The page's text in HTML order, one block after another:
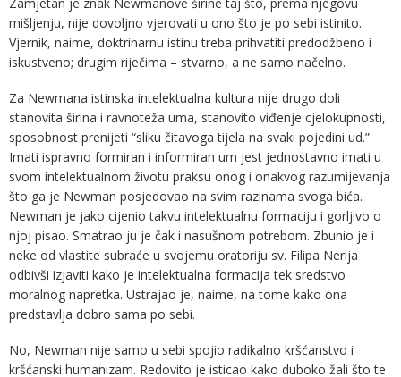
mišljenju, nije dovoljno vjerovati u ono što je po sebi istinito.
Vjernik, naime, doktrinarnu istinu treba prihvatiti predodžbeno i
iskustveno; drugim riječima – stvarno, a ne samo načelno.
Za Newmana istinska intelektualna kultura nije drugo doli
stanovita širina i ravnoteža uma, stanovito viđenje cjelokupnosti,
sposobnost prenijeti “sliku čitavoga tijela na svaki pojedini ud.”
Imati ispravno formiran i informiran um jest jednostavno imati u
svom intelektualnom životu praksu onog i onakvog razumijevanja
što ga je Newman posjedovao na svim razinama svoga bića.
Newman je jako cijenio takvu intelektualnu formaciju i gorljivo o
njoj pisao. Smatrao ju je čak i nasušnom potrebom. Zbunio je i
neke od vlastite subraće u svojemu oratoriju sv. Filipa Nerija
odbivši izjaviti kako je intelektualna formacija tek sredstvo
moralnog napretka. Ustrajao je, naime, na tome kako ona
predstavlja dobro sama po sebi.
No, Newman nije samo u sebi spojio radikalno kršćanstvo i
kršćanski humanizam. Redovito je isticao kako duboko žali što te